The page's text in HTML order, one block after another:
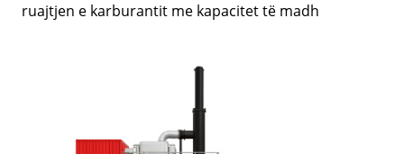
ruajtjen e karburantit me kapacitet të madh